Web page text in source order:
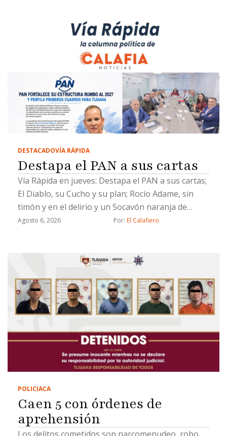
DESTACADOVÍA RÁPIDA
Destapa el PAN a sus cartas
Vía Rápida en jueves: Destapa el PAN a sus cartas;
El Diablo, su Cucho y su plan; Rocío Adame, sin
timón y en el delirio y un Socavón naranja de
Chicali
Agosto 6, 2026 Por: El Calafiero
POLICIACA
Caen 5 con órdenes de
aprehensión